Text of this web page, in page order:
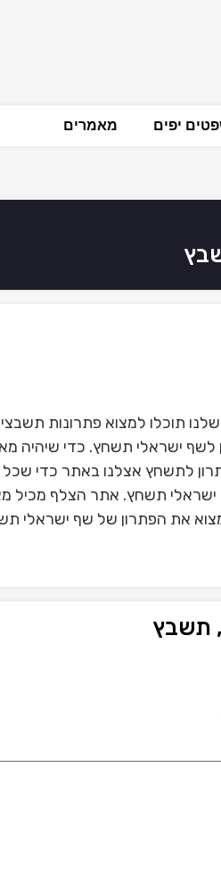
יפים מאמרים
תוכלו למצוא פתרונות
ישראלי תשחץ. כדי שיהיה
לתשחץ אצלנו באתר כדי שכל
ישראלי תשחץ. אתר הצלף מכיל
את הפתרון של שף ישראלי
תשבץ